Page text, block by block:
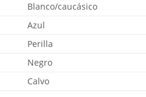
Blanco/caucásico
Azul
Perilla
Negro
Calvo